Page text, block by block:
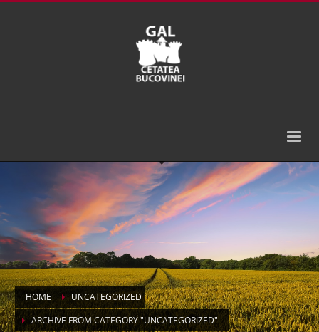
HOME
UNCATEGORIZED
ARCHIVE FROM CATEGORY "UNCATEGORIZED"